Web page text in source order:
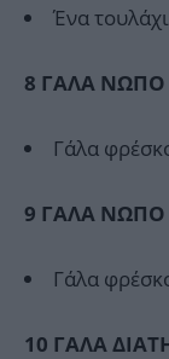
Ένα
8 ΓΑΛΑ ΝΩΠΟ
Γάλα
9 ΓΑΛΑ
Γάλα
10 ΓΑΛΑ